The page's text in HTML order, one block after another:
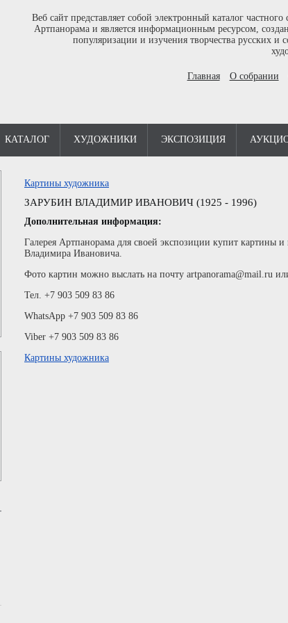
Веб сайт представляет собой электронный каталог частного
Артпанорама и является информационным ресурсом,
популяризации и изучения творчества русских и
Главная О собрании
КАТАЛОГ ХУДОЖНИКИ ЭКСПОЗИЦИЯ
Картины художника
ЗАРУБИН ВЛАДИМИР ИВАНОВИЧ (1925 - 1996)
Дополнительная информация:
Галерея Артпанорама для своей экспозиции купит картины
Владимира Ивановича.
Фото картин можно выслать на почту artpanorama@mail.ru
Тел. +7 903 509 83 86
WhatsApp +7 903 509 83 86
Viber +7 903 509 83 86
Картины художника